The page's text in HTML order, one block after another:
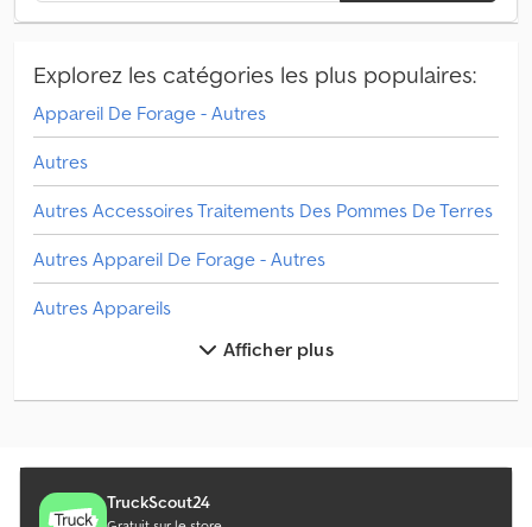
Explorez les catégories les plus populaires:
Appareil De Forage - Autres
Autres
Autres Accessoires Traitements Des Pommes De Terres
Autres Appareil De Forage - Autres
Autres Appareils
Autres Machine De Protection Des Plantes & D'engrais
Autres Machine De Travail Du Sol
Afficher plus
TruckScout24